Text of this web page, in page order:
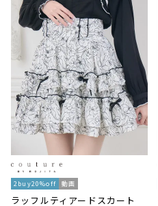
2buy20%off 動画
ラッフルティアードスカート